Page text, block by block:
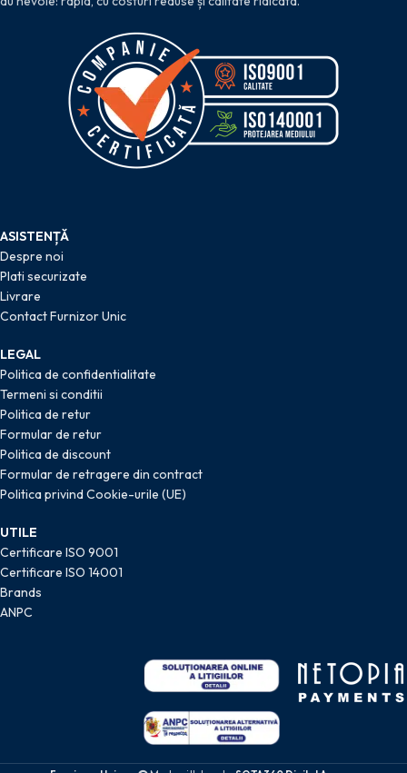
ASISTENȚĂ
Despre noi
Plati securizate
Livrare
Contact Furnizor Unic
LEGAL
Politica de confidentialitate
Termeni si conditii
Politica de retur
Formular de retur
Politica de discount
Formular de retragere din contract
Politica privind Cookie-urile (UE)
UTILE
Certificare ISO 9001
Certificare ISO 14001
Brands
ANPC